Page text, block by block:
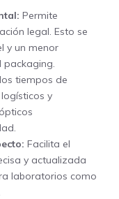
Permite
legal. Esto se
y un menor
packaging.
tiempos de
y
Facilita el
y actualizada
laboratorios como